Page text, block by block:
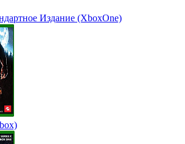
Издание (XboxOne)